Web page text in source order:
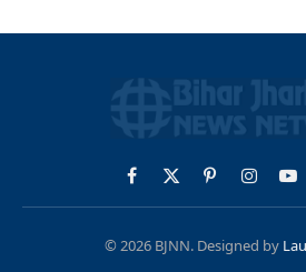
Facebook
X
(Twitter)
Pinterest
© 2026 BJNN. Designed by